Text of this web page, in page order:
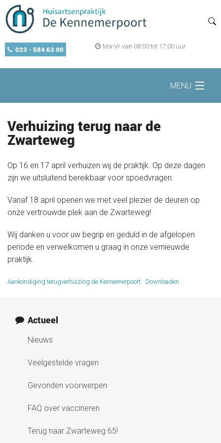
023 - 584 63 00 Ma-Vr van 08:00 tot 17:00 uur
MENU
Home
Contact
Verhuizing terug naar de
Zwarteweg
Op 16 en 17 april verhuizen wij de praktijk. Op deze dagen
zijn we uitsluitend bereikbaar voor spoedvragen.
Vanaf 18 april openen we met veel plezier de deuren op
onze vertrouwde plek aan de Zwarteweg!
Wij danken u voor uw begrip en geduld in de afgelopen
periode en verwelkomen u graag in onze vernieuwde
praktijk.
Aankondiging terugverhuizing de Kennemerpoort Downloaden
Actueel
Nieuws
Veelgestelde vragen
Gevonden voorwerpen
FAQ over vaccineren
Terug naar Zwarteweg 65!